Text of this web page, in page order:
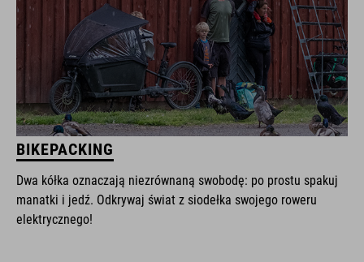
BIKEPACKING
Dwa kółka oznaczają niezrównaną swobodę: po prostu spakuj
manatki i jedź. Odkrywaj świat z siodełka swojego roweru
elektrycznego!